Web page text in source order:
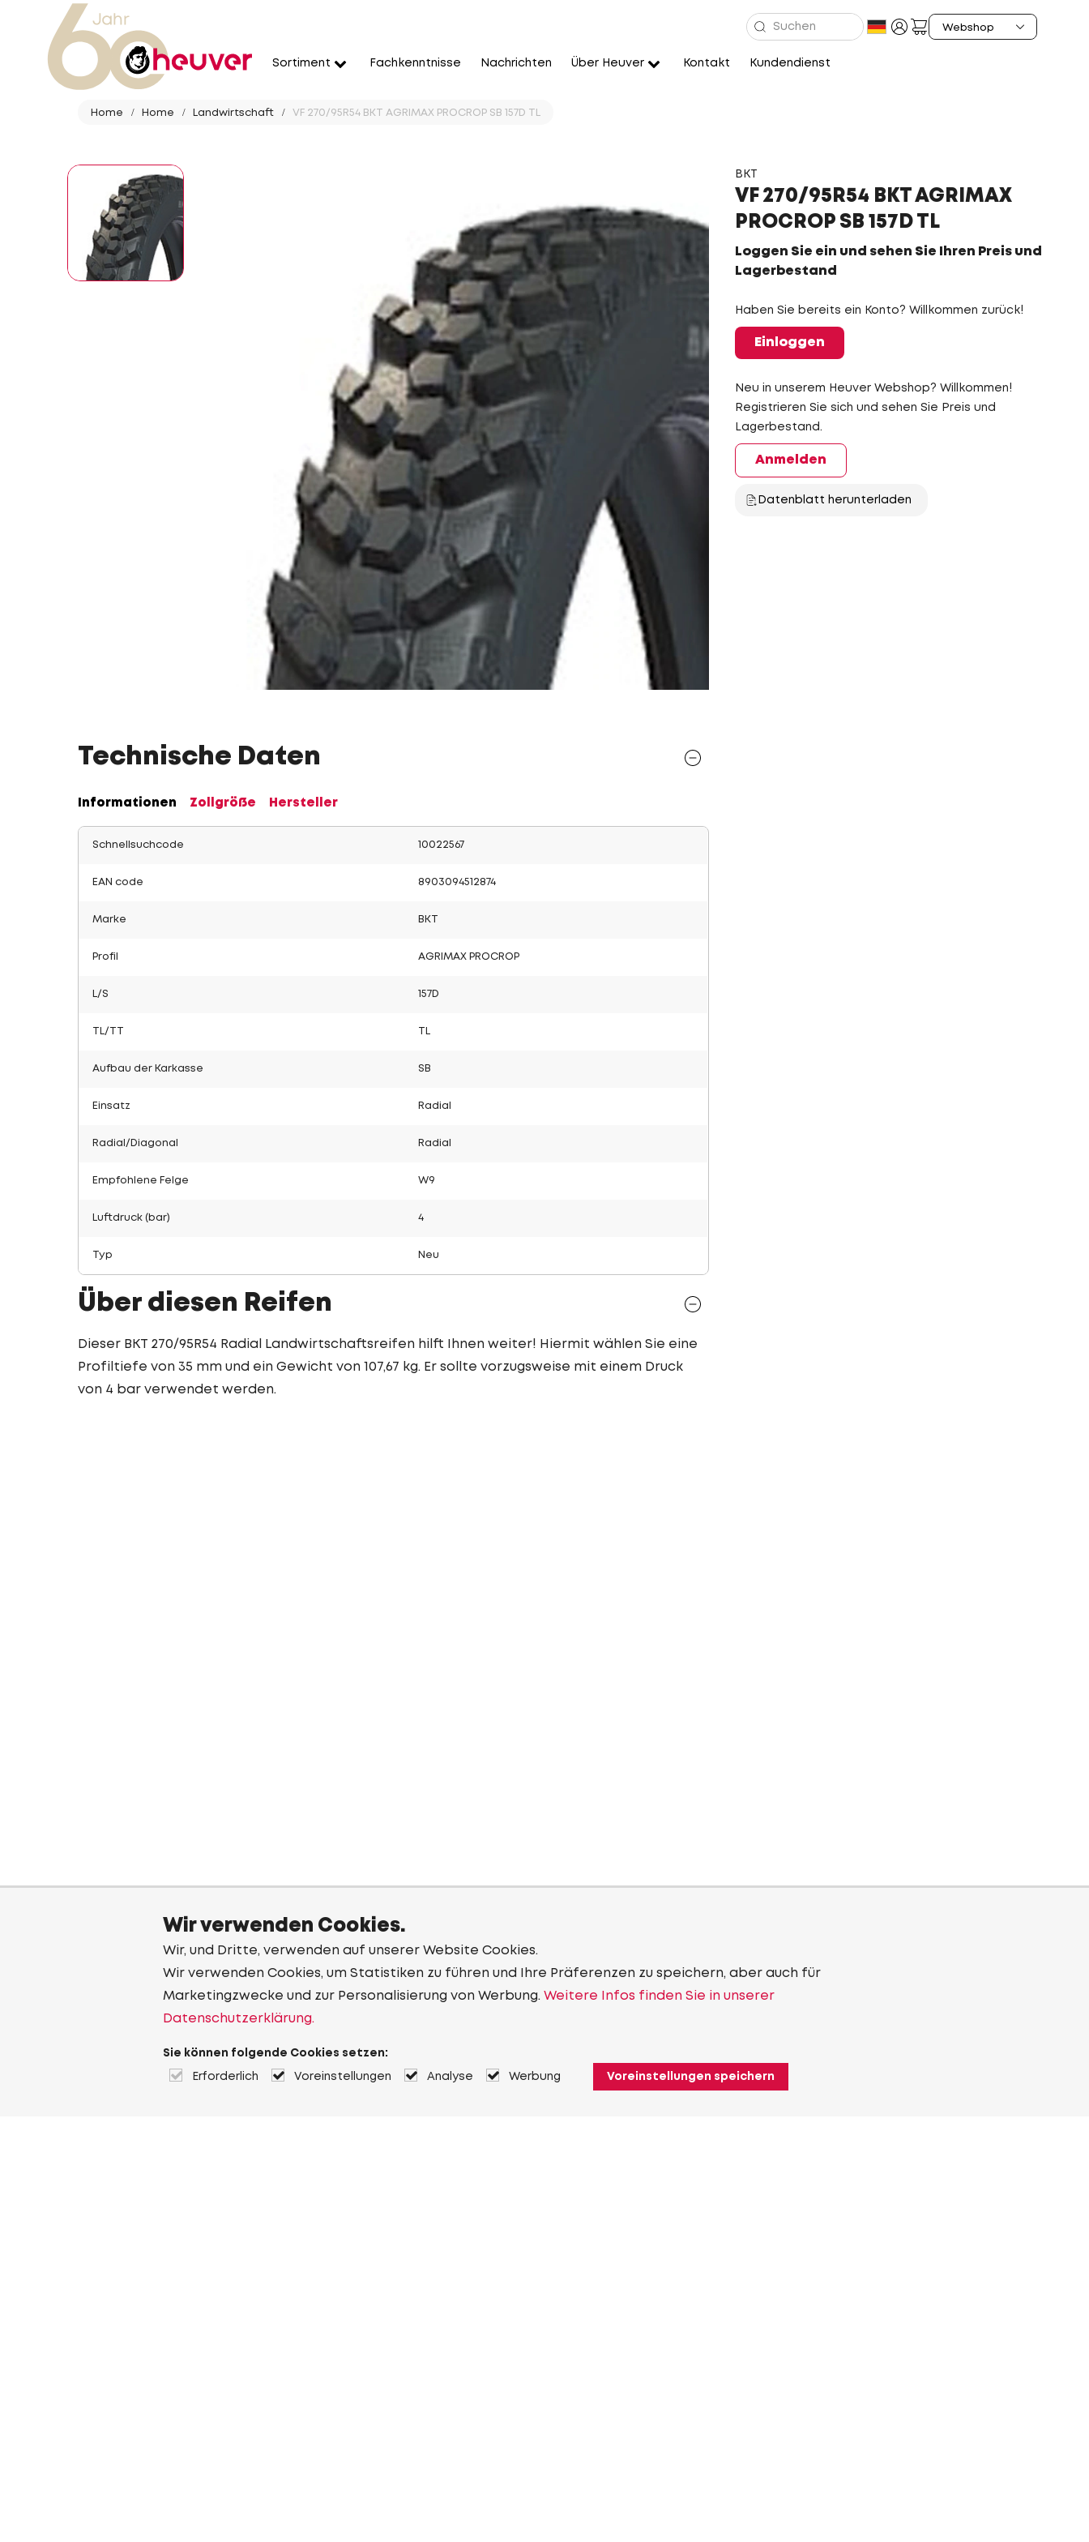
Sortiment Fachkenntnisse Nachrichten Über Heuver Kontakt Kundendienst
Home Home Landwirtschaft VF 270/95R54 BKT AGRIMAX PROCROP SB 157D TL
BKT
VF 270/95R54 BKT AGRIMAX
PROCROP SB 157D TL
Loggen Sie ein und sehen Sie Ihren Preis und
Lagerbestand
Haben Sie bereits ein Konto? Willkommen zurück!
Einloggen
Neu in unserem Heuver Webshop? Willkommen!
Registrieren Sie sich und sehen Sie Preis und
Lagerbestand.
Anmelden
Datenblatt herunterladen
Technische Daten
Informationen Zollgröße Hersteller
Schnellsuchcode 10022567
EAN code 8903094512874
Marke BKT
Profil AGRIMAX PROCROP
L/S 157D
TL/TT
Aufbau der Karkasse SB
Einsatz Radial
Radial/Diagonal Radial
Empfohlene Felge W9
Luftdruck (bar) 4
Typ Neu
Über diesen Reifen
Dieser BKT 270/95R54 Radial Landwirtschaftsreifen hilft Ihnen weiter! Hiermit wählen Sie eine
Profiltiefe von 35 mm und ein Gewicht von 107,67 kg. Er sollte vorzugsweise mit einem Druck
von 4 bar verwendet werden.
Wir verwenden Cookies.
Wir, und Dritte, verwenden auf unserer Website Cookies.
Wir verwenden Cookies, um Statistiken zu führen und Ihre Präferenzen zu speichern, aber auch für
Marketingzwecke und zur Personalisierung von Werbung. Weitere Infos finden Sie in unserer
Datenschutzerklärung.
Sie können folgende Cookies setzen:
Erforderlich Voreinstellungen Analyse Werbung Voreinstellungen speichern